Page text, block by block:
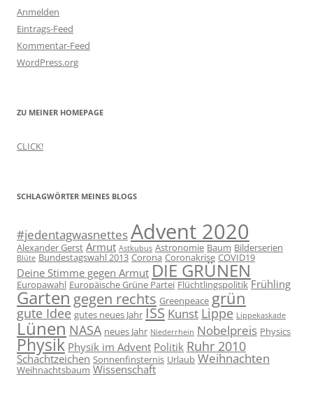
Anmelden
Eintrags-Feed
Kommentar-Feed
WordPress.org
ZU MEINER HOMEPAGE
CLICK!
SCHLAGWÖRTER MEINES BLOGS
#jedentagwasnettesAdvent 2020
Alexander Gerst Armut Astkubus Astronomie Baum Bilderserien
Blüte Bundestagswahl 2013 Corona Coronakrise COVID19
Deine Stimme gegen Armut DIE GRÜNEN
Europawahl Europäische Grüne Partei Flüchtlingspolitik Frühling
Garten gegen rechts Greenpeace grün
gute Idee gutes neues Jahr ISS Kunst Lippe Lippekaskade
Lünen NASA neues Jahr Niederrhein Nobelpreis Physics
Physik Physik im Advent Politik Ruhr 2010
Schachtzeichen Sonnenfinsternis Urlaub Weihnachten
Weihnachtsbaum Wissenschaft